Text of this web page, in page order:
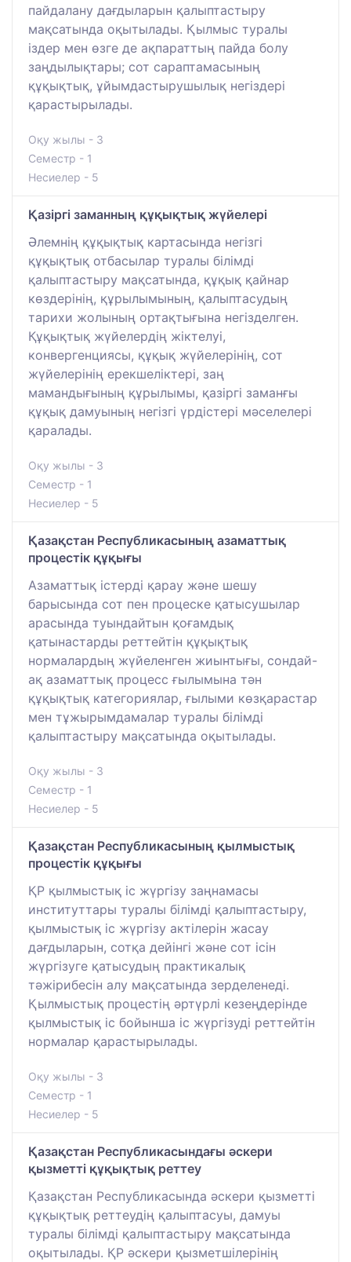
пайдалану дағдыларын қалыптастыру
мақсатында оқытылады. Қылмыс туралы
іздер мен өзге де ақпараттың пайда болу
заңдылықтары; сот сараптамасының
құқықтық, ұйымдастырушылық негіздері
қарастырылады.
Оқу жылы - 3
Семестр - 1
Несиелер - 5
Қазіргі заманның құқықтық жүйелері
Әлемнің құқықтық картасында негізгі
құқықтық отбасылар туралы білімді
қалыптастыру мақсатында, құқық қайнар
көздерінің, құрылымының, қалыптасудың
тарихи жолының ортақтығына негізделген.
Құқықтық жүйелердiң жiктелуi,
конвергенциясы, құқық жүйелерiнiң, сот
жүйелерiнiң ерекшелiктерi, заң
мамандығының құрылымы, қазiргi заманғы
құқық дамуының негiзгi үрдiстерi мәселелерi
қаралады.
Оқу жылы - 3
Семестр - 1
Несиелер - 5
Қазақстан Республикасының азаматтық
процестік құқығы
Азаматтық істерді қарау және шешу
барысында сот пен процеске қатысушылар
арасында туындайтын қоғамдық
қатынастарды реттейтін құқықтық
нормалардың жүйеленген жиынтығы, сондай-
ақ азаматтық процесс ғылымына тән
құқықтық категориялар, ғылыми көзқарастар
мен тұжырымдамалар туралы білімді
қалыптастыру мақсатында оқытылады.
Оқу жылы - 3
Семестр - 1
Несиелер - 5
Қазақстан Республикасының қылмыстық
процестік құқығы
ҚР қылмыстық іс жүргізу заңнамасы
институттары туралы білімді қалыптастыру,
қылмыстық іс жүргізу актілерін жасау
дағдыларын, сотқа дейінгі және сот ісін
жүргізуге қатысудың практикалық
тәжірибесін алу мақсатында зерделенеді.
Қылмыстық процестің әртүрлі кезеңдерінде
қылмыстық іс бойынша іс жүргізуді реттейтін
нормалар қарастырылады.
Оқу жылы - 3
Семестр - 1
Несиелер - 5
Қазақстан Республикасындағы әскери
қызметті құқықтық реттеу
Қазақстан Республикасында әскери қызметті
құқықтық реттеудің қалыптасуы, дамуы
туралы білімді қалыптастыру мақсатында
оқытылады. ҚР әскери қызметшілерінің